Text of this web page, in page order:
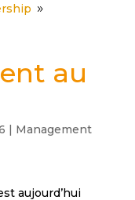
9
au
| Management
aujourd’hui